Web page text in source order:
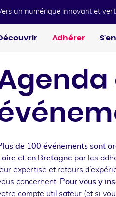
un numérique innovant et
Adhérer
de 100 événements sont
et en Bretagne par les
leur expertise et retours
concernent. Pour vous y
compte utilisateur (et si